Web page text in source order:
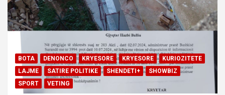
BOTA DENONCO KRYESORE KRYESORE
KURIOZITETE
LAJME
SATIRE POLITIKE SHENDETI+
SHOWBIZ
SPORT
VETING